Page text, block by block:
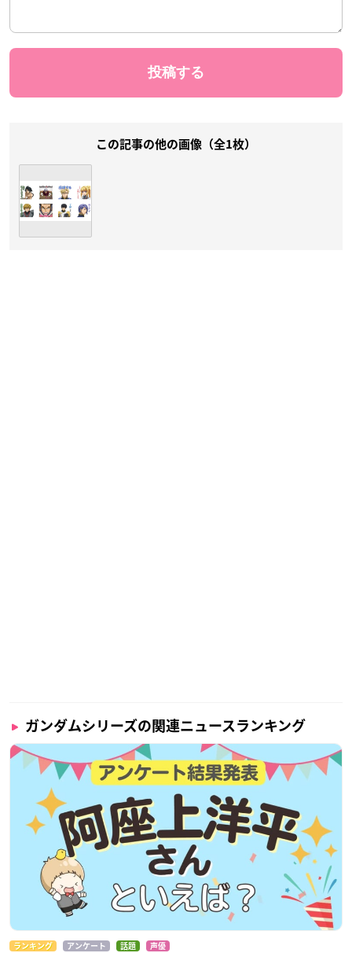
この記事の他の画像（全1枚）
ガンダムシリーズの関連ニュースランキング
ランキング アンケート 話題 声優